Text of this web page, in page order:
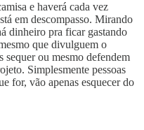
e haverá cada vez
em descompasso. Mirando
dinheiro pra ficar gastando
que divulguem o
sequer ou mesmo defendem
Simplesmente pessoas
for, vão apenas esquecer do